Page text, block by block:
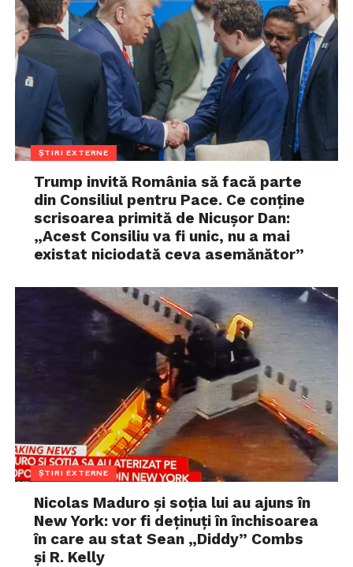
ȘTIRI EXTERNE
Trump invită România să facă parte
din Consiliul pentru Pace. Ce conține
scrisoarea primită de Nicușor Dan:
„Acest Consiliu va fi unic, nu a mai
existat niciodată ceva asemănător”
ȘTIRI EXTERNE
Nicolas Maduro și soția lui au ajuns în
New York: vor fi deținuți în închisoarea
în care au stat Sean „Diddy” Combs
și R. Kelly